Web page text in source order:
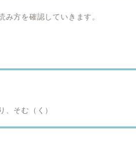
み方を確認していきます。
、そむ（く）